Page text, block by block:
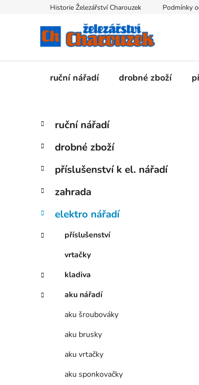
Historie Železářství Charouzek Podmínky
ruční nářadí drobné zboží
P
s
r
n
n
í
p
e
Přeskočit
kategorie
K
a
e
o
i
ruční nářadí
drobné zboží
příslušenství k el. nářadí
zahrada
elektro nářadí
příslušenství
vrtačky
kladiva
aku nářadí
aku šroubováky
aku brusky
aku vrtačky
aku sponkovačky